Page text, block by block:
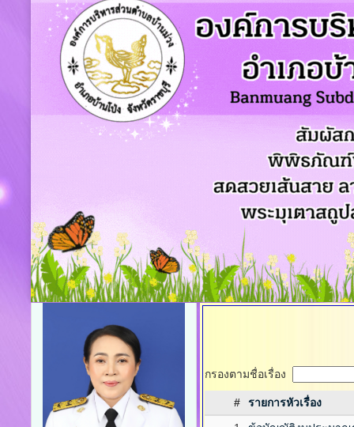
กรองตามชื่อเรื่อง
#
รายการหัวเรื่อง